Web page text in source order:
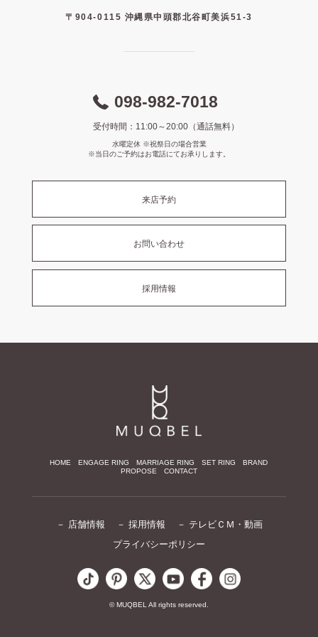
〒904-0115 沖縄県中頭郡北谷町美浜51-3
098-982-7018
受付時間：11:00～20:00（通話無料）
水曜定休 ※祝祭日の場合営業
※当日のご予約はお電話にてお承りします。
来店予約
お問い合わせ
採用情報
HOME ENGAGE RING MARRIAGE RING SET RING
BRAND
PROPOSE
CONTACT
－ 店舗情報 － 採用情報
－ テレビＣＭ・動画
プライバシーポリシー
© MUQBEL All rights reserved.